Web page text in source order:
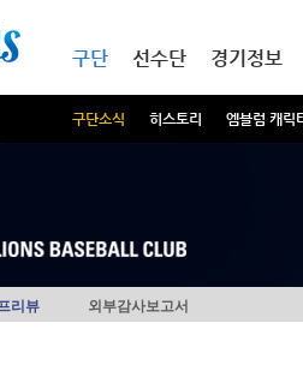
구단
구단소식 히스토리 엠블럼 캐릭
선수단 경기정보
리뷰 외부감사보고서